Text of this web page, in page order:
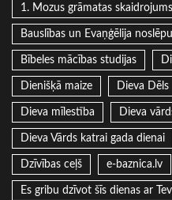
1. Mozus grāmatas skaidrojums
Bauslības un Evaņģēlija
Bībeles mācības studijas
Dienišķā maize Dieva Dēls
Dieva mīlestība Dieva
Dieva Vārds katrai gada dienai
Dzīvības ceļš e-baznica.lv
Es gribu dzīvot šīs dienas ar